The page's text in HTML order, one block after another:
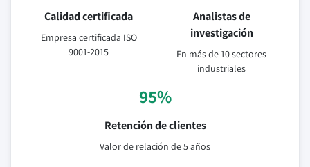
Calidad certificada
Empresa certificada ISO
9001-2015
Analistas de
investigación
En más de 10 sectores
industriales
95%
Retención de clientes
Valor de relación de 5 años